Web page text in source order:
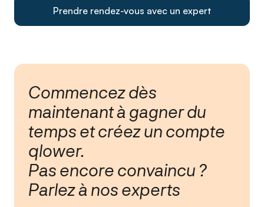
Prendre rendez-vous avec un expert
Commencez dès
maintenant à gagner du
temps et créez un compte
qlower.
Pas encore convaincu ?
Parlez à nos experts